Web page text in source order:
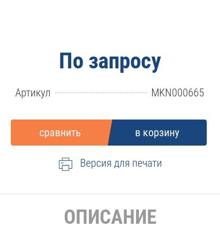
По запросу
Артикул MKN000665
Версия для печати
ОПИСАНИЕ